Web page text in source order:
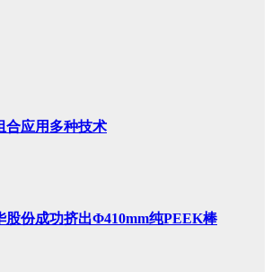
合应用多种技术
股份成功挤出Φ410mm纯PEEK棒